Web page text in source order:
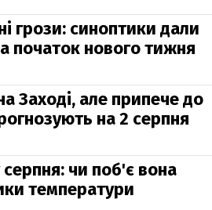
грози: синоптики дали
початок нового тижня
Заході, але припече до
на 2 серпня
чи поб'є вона
температури